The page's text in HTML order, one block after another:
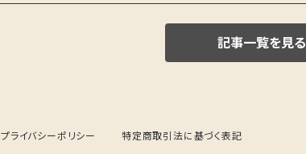
記事一覧を見る
プライバシーポリシー 特定商取引法に基づく表記